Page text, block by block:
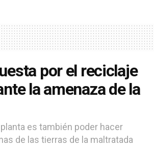
por el reciclaje
la amenaza de la
es también poder hacer
de las tierras de la maltratada